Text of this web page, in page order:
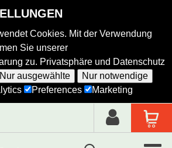
Cookies. Mit der Verwendung
Sie unserer
zu. Privatsphäre und Datenschutz
Nur ausgewählte
Nur notwendige
Preferences Marketing